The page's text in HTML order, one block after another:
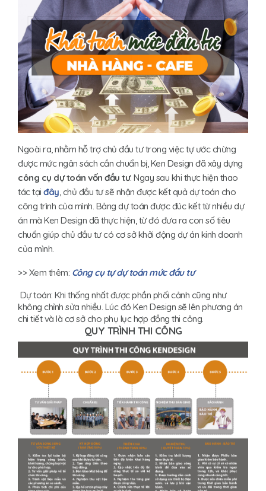
Ngoài ra, nhằm hỗ trợ chủ đầu tư trong việc tự ước chừng
được mức ngân sách cần chuẩn bị, Ken Design đã xây dựng
công cụ dự toán vốn đầu tư. Ngay sau khi thực hiện thao
tác tại đây, chủ đầu tư sẽ nhận được kết quả dự toán cho
công trình của mình. Bảng dự toán được đúc kết từ nhiều dự
án mà Ken Design đã thực hiện, từ đó đưa ra con số tiêu
chuẩn giúp chủ đầu tư có cơ sở khởi động dự án kinh doanh
của mình.
>> Xem thêm: Công cụ tự dự toán mức đầu tư
Dự toán: Khi thống nhất được phần phối cảnh cũng như
không chỉnh sửa nhiều. Lúc đó Ken Design sẽ lên phương án
chi tiết và là cơ sở cho phụ lục hợp đồng thi công.
QUY TRÌNH THI CÔNG